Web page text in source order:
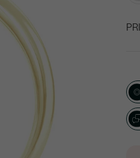
15/